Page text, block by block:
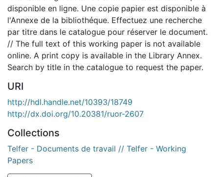
disponible en ligne. Une copie papier est disponible à
l'Annexe de la bibliothéque. Effectuez une recherche
par titre dans le catalogue pour réserver le document.
// The full text of this working paper is not available
online. A print copy is available in the Library Annex.
Search by title in the catalogue to request the paper.
URI
http://hdl.handle.net/10393/18749
http://dx.doi.org/10.20381/ruor-2607
Collections
Telfer - Documents de travail // Telfer - Working
Papers